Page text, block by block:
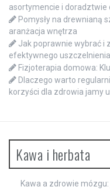
asortymencie i doradztwie
Pomysły na drewnianą
aranżacja wnętrza
Jak poprawnie wybrać i
efektywnego
Fizjoterapia domowa:
Dlaczego warto
korzyści dla zdrowia jamy
Kawa i herbata
Kawa a zdrowie